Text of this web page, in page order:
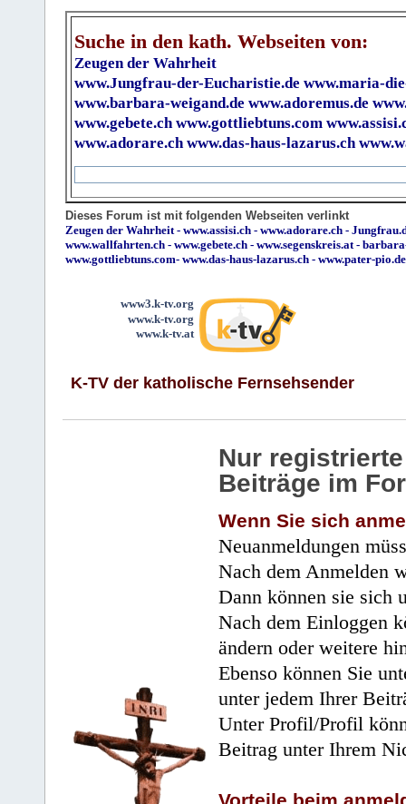
Suche in den kath. Webseiten von:
Zeugen der Wahrheit
www.Jungfrau-der-Eucharistie.de www.maria-
www.barbara-weigand.de www.adoremus.de
www.gebete.ch www.gottliebtuns.com
www.adorare.ch www.das-haus-lazarus.ch
Dieses Forum ist mit folgenden Webseiten verlinkt
Zeugen der Wahrheit- www.assisi.ch - www.adorare.ch -
www.wallfahrten.ch - www.gebete.ch - www.segenskreis.at-
www.gottliebtuns.com- www.das-haus-lazarus.ch - www.pater-pio.de
www3.k-tv.org
www.k-tv.org
www.k-tv.at
K-TV der katholische Fernsehsender
Nur
Beiträge im
Wenn Sie sich
Neuanmeldungen
Nach dem Anmelden
Dann können sie sich
Nach dem Einloggen
ändern oder weitere
Ebenso können Sie
unter jedem Ihrer
Unter Profil/Profil
Beitrag unter Ihrem